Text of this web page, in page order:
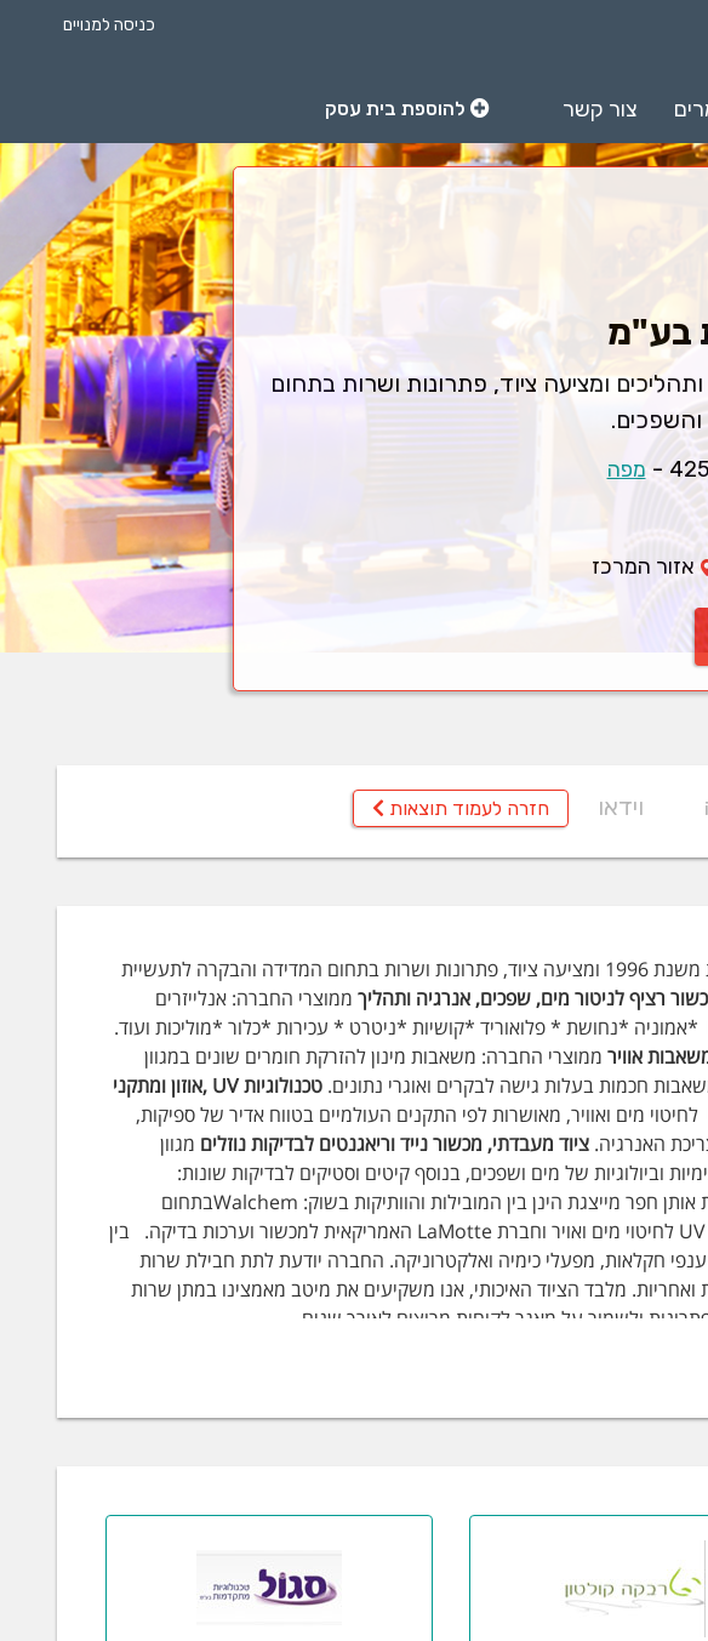
כניסה למנויים
צור קשר להוספת בית עסק
בע"מ
ומציעה ציוד, פתרונות ושרות בתחום
- מפה
אזור המרכז
וידאו חזרה לעמוד תוצאות
הינה חברה מובילה, הקיימת משנת 1996 ומציעה ציוד, פתרונות ושרות בתחום המדידה והבקרה לתעשיית
רציף לניטור מים, שפכים, אנרגיה ותהליך ממוצרי החברה: אנלייזרים
אוויר ממוצרי החברה: משאבות מינון להזרקת חומרים שונים במגוון
חכמות בעלות גישה לבקרים ואוגרי נתונים.
טכנולוגיות UV ,אוזון ומתקני
מגוון מערכות UV לחיטוי מים ואוויר, מאושרות לפי התקנים העולמיים בטווח אדיר של ספיקות,
ציוד מעבדתי, מכשור נייד וריאגנטים לבדיקות נוזלים מגוון
וביולוגיות של מים ושפכים, בנוסף קיטים וסטיקים לבדיקות שונות:
*עכירות*PH*כלור*קושיות*COD*אלקליניות ועוד'. החברות אותן חפר מייצגת הינן בין המובילות והוותיקות בשוק: Walchemבתחום
הבקרים, Iwaki במשאבות מינון, חברות Hanovia למערכות UV לחיטוי מים ואויר וחברת LaMotte האמריקאית למכשור וערכות בדיקה. בין
חקלאות, מפעלי כימיה ואלקטרוניקה. החברה יודעת לתת חבילת שרות
מלבד הציוד האיכותי, אנו משקיעים את מיטב מאמצינו במתן שרות
ולשמור על מאגר לקוחות מרוצים לאורך שנים.